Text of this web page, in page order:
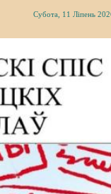
Субота, 11 Ліпень